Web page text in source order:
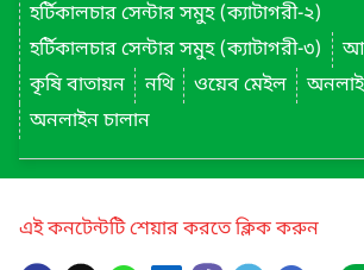
হর্টিকালচার সেন্টার সমুহ (ক্যাটাগরী-২)
হর্টিকালচার সেন্টার সমুহ (ক্যাটাগরী-৩)
কৃষি বাতায়ন
নথি ওয়েব মেইল
অনলাইন চালান
এই কনটেন্টটি শেয়ার করতে ক্লিক করুন